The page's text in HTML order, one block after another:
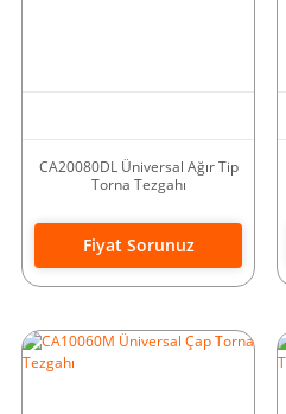
CA20080DL Üniversal Ağır Tip
Torna Tezgahı
Fiyat Sorunuz